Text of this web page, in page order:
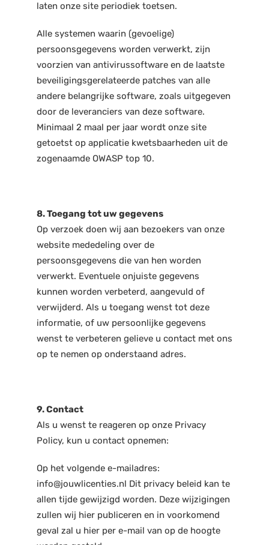
laten onze site periodiek toetsen.
Alle systemen waarin (gevoelige)
persoonsgegevens worden verwerkt, zijn
voorzien van antivirussoftware en de laatste
beveiligingsgerelateerde patches van alle
andere belangrijke software, zoals uitgegeven
door de leveranciers van deze software.
Minimaal 2 maal per jaar wordt onze site
getoetst op applicatie kwetsbaarheden uit de
zogenaamde OWASP top 10.
8. Toegang tot uw gegevens
Op verzoek doen wij aan bezoekers van onze
website mededeling over de
persoonsgegevens die van hen worden
verwerkt. Eventuele onjuiste gegevens
kunnen worden verbeterd, aangevuld of
verwijderd. Als u toegang wenst tot deze
informatie, of uw persoonlijke gegevens
wenst te verbeteren gelieve u contact met ons
op te nemen op onderstaand adres.
9. Contact
Als u wenst te reageren op onze Privacy
Policy, kun u contact opnemen:
Op het volgende e-mailadres:
info@jouwlicenties.nl Dit privacy beleid kan te
allen tijde gewijzigd worden. Deze wijzigingen
zullen wij hier publiceren en in voorkomend
geval zal u hier per e-mail van op de hoogte